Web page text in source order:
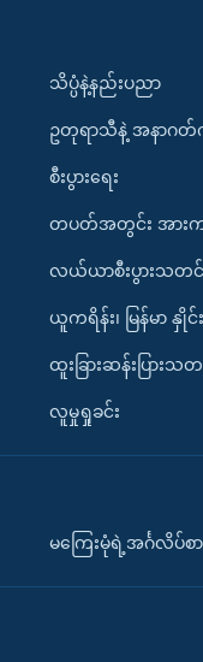
သိပ္ပံနဲ့နည်းပညာ
ဥတုရာသီနဲ့ အနာဂတ်က
စီးပွားရေး
တပတ်အတွင်း အားက
လယ်ယာစီးပွားသတင်း
ယူကရိန်း၊ မြန်မာ နှို
ထူးခြားဆန်းပြားသတ
လူမှုရှုခင်း
မကြေးမုံရဲ့အင်္ဂလိပ်စာ